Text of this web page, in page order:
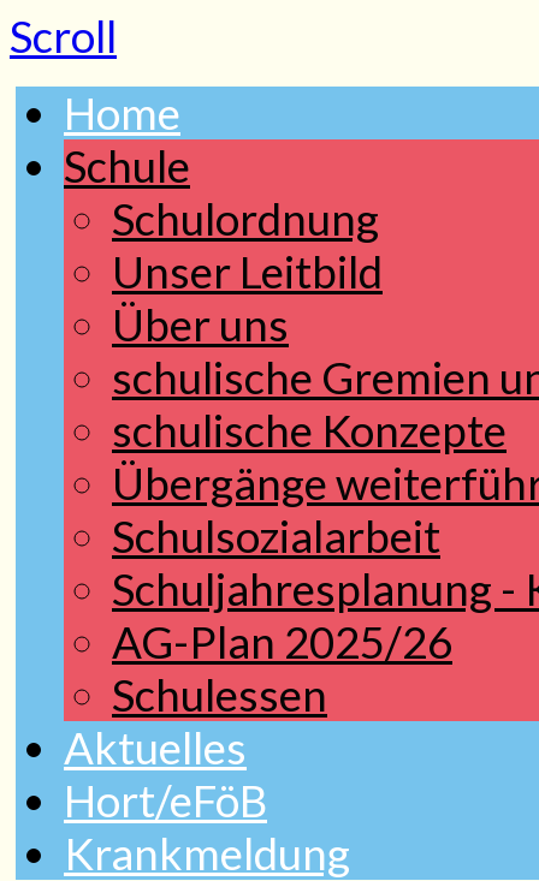
Scroll
Home
Schule
Schulordnung
Unser Leitbild
Über uns
schulische Gremien
schulische Konzepte
Übergänge
Schulsozialarbeit
Schuljahresplanung
AG-Plan 2025/26
Schulessen
Aktuelles
Hort/eFöB
Krankmeldung